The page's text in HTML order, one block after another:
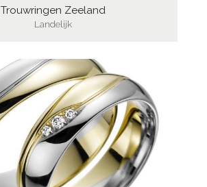
Trouwringen Zeeland
Landelijk